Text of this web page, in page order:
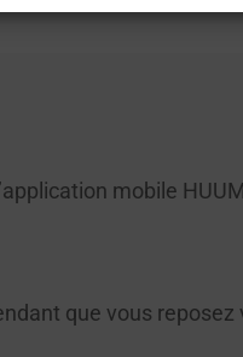
mobile
que vous